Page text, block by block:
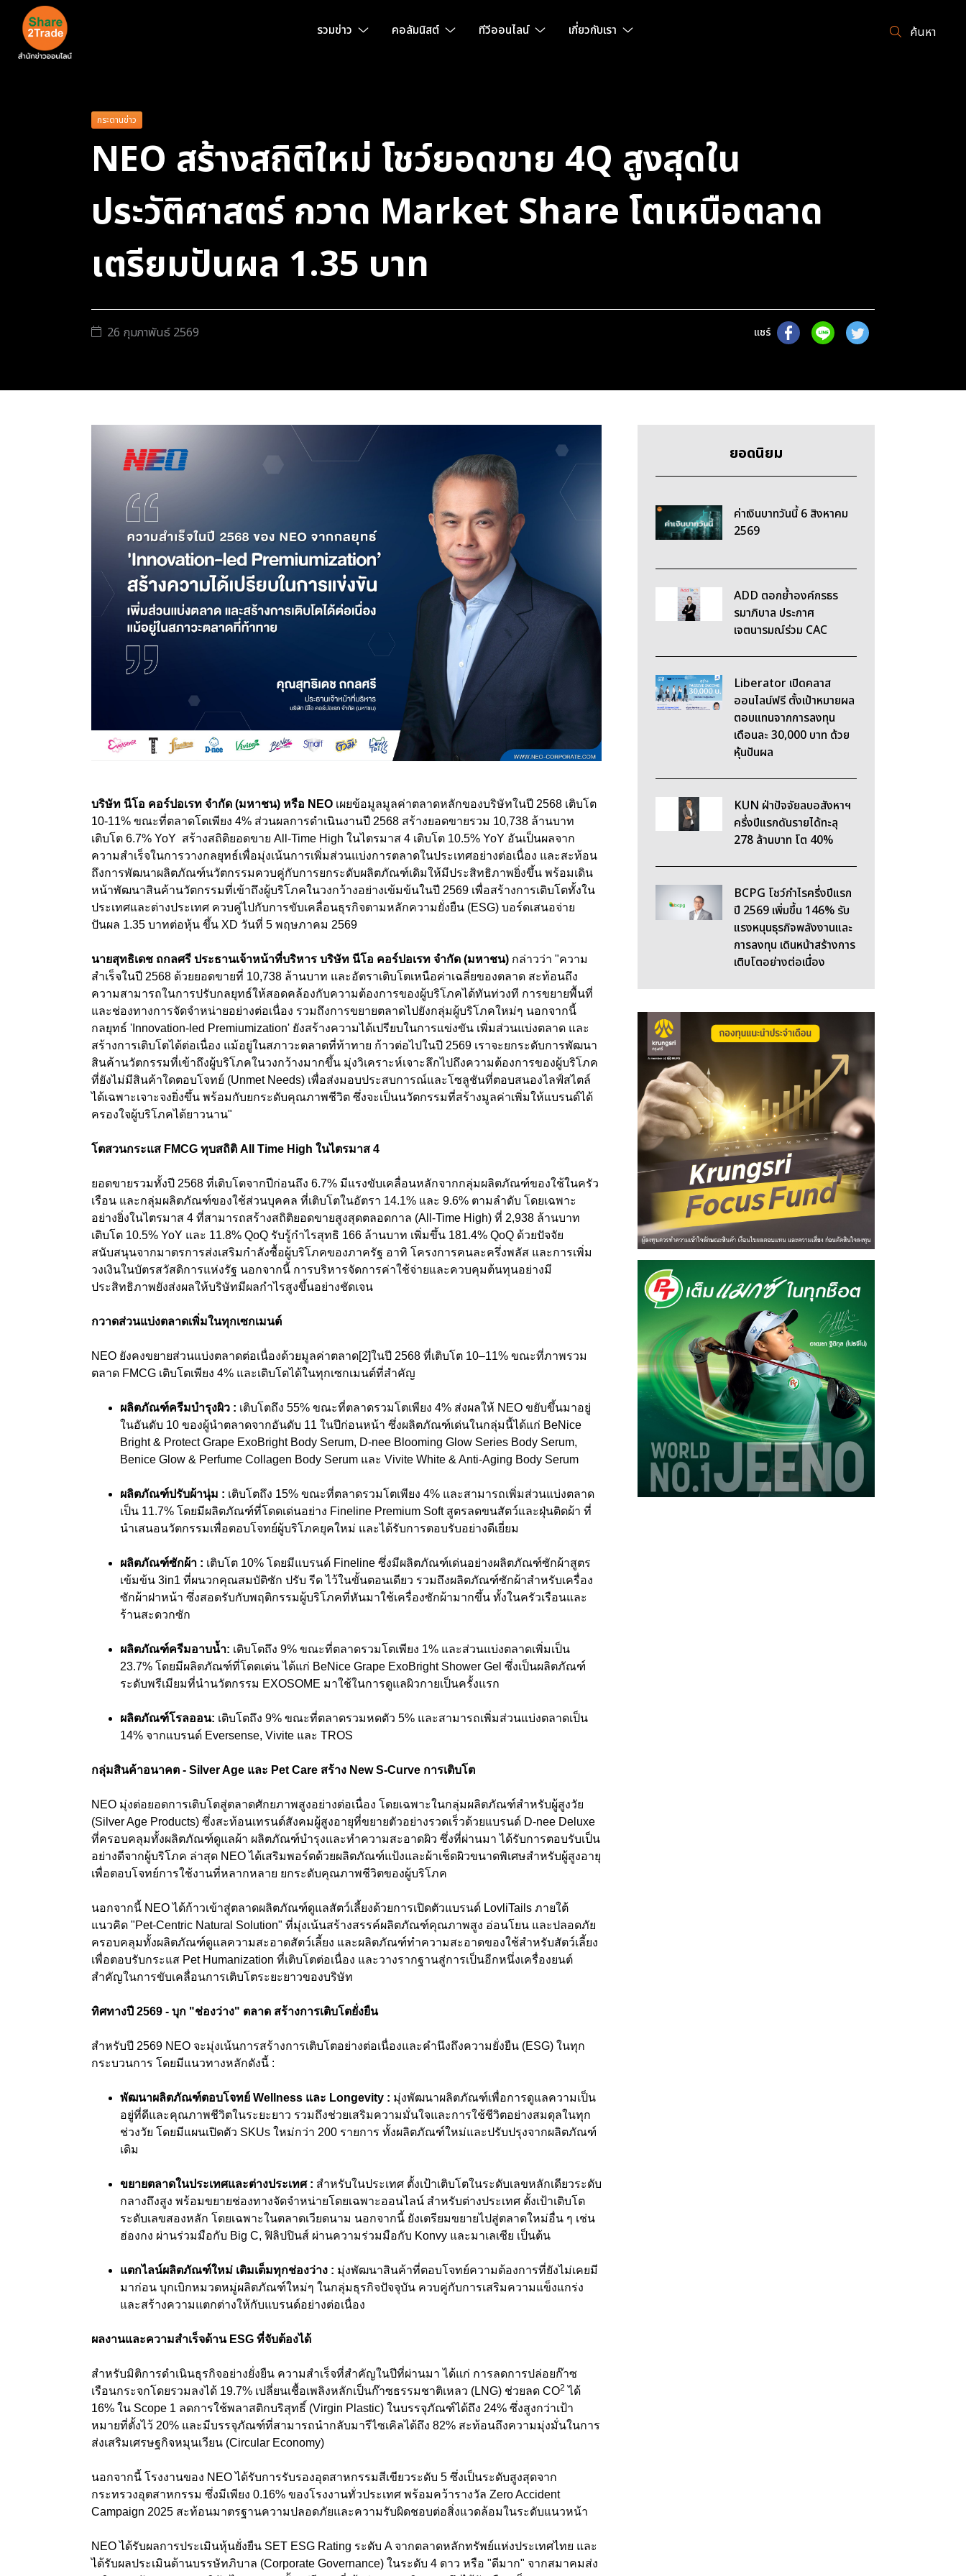
รวมข่าว คอลัมนิสต์ ทีวีออนไลน์ เกี่ยวกับเรา ค้นหา
กระดานข่าว
NEO สร้างสถิติใหม่ โชว์ยอดขาย 4Q สูงสุดใน
ประวัติศาสตร์ กวาด Market Share โตเหนือตลาด
เตรียมปันผล 1.35 บาท
26 กุมภาพันธ์ 2569 แชร์
บริษัท นีโอ คอร์ปอเรท จำกัด (มหาชน) หรือ NEO เผยข้อมูลมูลค่าตลาดหลักของบริษัทในปี 2568 เติบโต
10-11% ขณะที่ตลาดโตเพียง 4% ส่วนผลการดำเนินงานปี 2568 สร้างยอดขายรวม 10,738 ล้านบาท
เติบโต 6.7% YoY สร้างสถิติยอดขาย All -Time High ในไตรมาส 4 เติบโต 10.5% YoY อันเป็นผลจาก
ความสำเร็จในการวางกลยุทธ์เพื่อมุ่งเน้นการเพิ่มส่วนแบ่งการตลาดในประเทศอย่างต่อเนื่อง และสะท้อน
ถึงการพัฒนาผลิตภัณฑ์นวัตกรรมควบคู่กับการยกระดับผลิตภัณฑ์เดิมให้มีประสิทธิภาพยิ่งขึ้น พร้อมเดิน
หน้าพัฒนาสินค้านวัตกรรมที่เข้าถึงผู้บริโภคในวงกว้างอย่างเข้มข้นในปี 2569 เพื่อสร้างการเติบโตทั้งใน
ประเทศและต่างประเทศ ควบคู่ไปกับการขับเคลื่อนธุรกิจตามหลักความยั่งยืน (ESG) บอร์ดเสนอจ่าย
ปันผล 1.35 บาทต่อหุ้น ขึ้น XD วันที่ 5 พฤษภาคม 2569
นายสุทธิเดช ถกลศรี ประธานเจ้าหน้าที่บริหาร บริษัท นีโอ คอร์ปอเรท จำกัด (มหาชน) กล่าวว่า "ความ
สำเร็จในปี 2568 ด้วยยอดขายที่ 10,738 ล้านบาท และอัตราเติบโตเหนือค่าเฉลี่ยของตลาด สะท้อนถึง
ความสามารถในการปรับกลยุทธ์ให้สอดคล้องกับความต้องการของผู้บริโภคได้ทันท่วงที การขยายพื้นที่
และช่องทางการจัดจำหน่ายอย่างต่อเนื่อง รวมถึงการขยายตลาดไปยังกลุ่มผู้บริโภคใหม่ๆ นอกจากนี้
กลยุทธ์ 'Innovation-led Premiumization' ยังสร้างความได้เปรียบในการแข่งขัน เพิ่มส่วนแบ่งตลาด และ
สร้างการเติบโตได้ต่อเนื่อง แม้อยู่ในสภาวะตลาดที่ท้าทาย ก้าวต่อไปในปี 2569 เราจะยกระดับการพัฒนา
สินค้านวัตกรรมที่เข้าถึงผู้บริโภคในวงกว้างมากขึ้น มุ่งวิเคราะห์เจาะลึกไปถึงความต้องการของผู้บริโภค
ที่ยังไม่มีสินค้าใดตอบโจทย์ (Unmet Needs) เพื่อส่งมอบประสบการณ์และโซลูชันที่ตอบสนองไลฟ์สไตล์
ได้เฉพาะเจาะจงยิ่งขึ้น พร้อมกับยกระดับคุณภาพชีวิต ซึ่งจะเป็นนวัตกรรมที่สร้างมูลค่าเพิ่มให้แบรนด์ได้
ครองใจผู้บริโภคได้ยาวนาน"
โตสวนกระแส FMCG ทุบสถิติ All Time High ในไตรมาส 4
ยอดขายรวมทั้งปี 2568 ที่เติบโตจากปีก่อนถึง 6.7% มีแรงขับเคลื่อนหลักจากกลุ่มผลิตภัณฑ์ของใช้ในครัว
เรือน และกลุ่มผลิตภัณฑ์ของใช้ส่วนบุคคล ที่เติบโตในอัตรา 14.1% และ 9.6% ตามลำดับ โดยเฉพาะ
อย่างยิ่งในไตรมาส 4 ที่สามารถสร้างสถิติยอดขายสูงสุดตลอดกาล (All-Time High) ที่ 2,938 ล้านบาท
เติบโต 10.5% YoY และ 11.8% QoQ รับรู้กำไรสุทธิ 166 ล้านบาท เพิ่มขึ้น 181.4% QoQ ด้วยปัจจัย
สนับสนุนจากมาตรการส่งเสริมกำลังซื้อผู้บริโภคของภาครัฐ อาทิ โครงการคนละครึ่งพลัส และการเพิ่ม
วงเงินในบัตรสวัสดิการแห่งรัฐ นอกจากนี้ การบริหารจัดการค่าใช้จ่ายและควบคุมต้นทุนอย่างมี
ประสิทธิภาพยังส่งผลให้บริษัทมีผลกำไรสูงขึ้นอย่างชัดเจน
กวาดส่วนแบ่งตลาดเพิ่มในทุกเซกเมนต์
NEO ยังคงขยายส่วนแบ่งตลาดต่อเนื่องด้วยมูลค่าตลาด[2]ในปี 2568 ที่เติบโต 10–11% ขณะที่ภาพรวม
ตลาด FMCG เติบโตเพียง 4% และเติบโตได้ในทุกเซกเมนต์ที่สำคัญ
ผลิตภัณฑ์ครีมบำรุงผิว : เติบโตถึง 55% ขณะที่ตลาดรวมโตเพียง 4% ส่งผลให้ NEO ขยับขึ้นมาอยู่
ในอันดับ 10 ของผู้นำตลาดจากอันดับ 11 ในปีก่อนหน้า ซึ่งผลิตภัณฑ์เด่นในกลุ่มนี้ได้แก่ BeNice
Bright & Protect Grape ExoBright Body Serum, D-nee Blooming Glow Series Body Serum,
Benice Glow & Perfume Collagen Body Serum และ Vivite White & Anti-Aging Body Serum
ผลิตภัณฑ์ปรับผ้านุ่ม : เติบโตถึง 15% ขณะที่ตลาดรวมโตเพียง 4% และสามารถเพิ่มส่วนแบ่งตลาด
เป็น 11.7% โดยมีผลิตภัณฑ์ที่โดดเด่นอย่าง Fineline Premium Soft สูตรลดขนสัตว์และฝุ่นติดผ้า ที่
นำเสนอนวัตกรรมเพื่อตอบโจทย์ผู้บริโภคยุคใหม่ และได้รับการตอบรับอย่างดีเยี่ยม
ผลิตภัณฑ์ซักผ้า : เติบโต 10% โดยมีแบรนด์ Fineline ซึ่งมีผลิตภัณฑ์เด่นอย่างผลิตภัณฑ์ซักผ้าสูตร
เข้มข้น 3in1 ที่ผนวกคุณสมบัติซัก ปรับ รีด ไว้ในขั้นตอนเดียว รวมถึงผลิตภัณฑ์ซักผ้าสำหรับเครื่อง
ซักผ้าฝาหน้า ซึ่งสอดรับกับพฤติกรรมผู้บริโภคที่หันมาใช้เครื่องซักผ้ามากขึ้น ทั้งในครัวเรือนและ
ร้านสะดวกซัก
ผลิตภัณฑ์ครีมอาบน้ำ: เติบโตถึง 9% ขณะที่ตลาดรวมโตเพียง 1% และส่วนแบ่งตลาดเพิ่มเป็น
23.7% โดยมีผลิตภัณฑ์ที่โดดเด่น ได้แก่ BeNice Grape ExoBright Shower Gel ซึ่งเป็นผลิตภัณฑ์
ระดับพรีเมียมที่นำนวัตกรรม EXOSOME มาใช้ในการดูแลผิวกายเป็นครั้งแรก
ผลิตภัณฑ์โรลออน: เติบโตถึง 9% ขณะที่ตลาดรวมหดตัว 5% และสามารถเพิ่มส่วนแบ่งตลาดเป็น
14% จากแบรนด์ Eversense, Vivite และ TROS
กลุ่มสินค้าอนาคต - Silver Age และ Pet Care สร้าง New S-Curve การเติบโต
NEO มุ่งต่อยอดการเติบโตสู่ตลาดศักยภาพสูงอย่างต่อเนื่อง โดยเฉพาะในกลุ่มผลิตภัณฑ์สำหรับผู้สูงวัย
(Silver Age Products) ซึ่งสะท้อนเทรนด์สังคมผู้สูงอายุที่ขยายตัวอย่างรวดเร็วด้วยแบรนด์ D-nee Deluxe
ที่ครอบคลุมทั้งผลิตภัณฑ์ดูแลผ้า ผลิตภัณฑ์บำรุงและทำความสะอาดผิว ซึ่งที่ผ่านมา ได้รับการตอบรับเป็น
อย่างดีจากผู้บริโภค ล่าสุด NEOได้เสริมพอร์ตด้วยผลิตภัณฑ์แป้งและผ้าเช็ดผิวขนาดพิเศษสำหรับผู้สูงอายุ
เพื่อตอบโจทย์การใช้งานที่หลากหลาย ยกระดับคุณภาพชีวิตของผู้บริโภค
นอกจากนี้ NEO ได้ก้าวเข้าสู่ตลาดผลิตภัณฑ์ดูแลสัตว์เลี้ยงด้วยการเปิดตัวแบรนด์ LovliTails ภายใต้
แนวคิด "Pet-Centric Natural Solution" ที่มุ่งเน้นสร้างสรรค์ผลิตภัณฑ์คุณภาพสูง อ่อนโยน และปลอดภัย
ครอบคลุมทั้งผลิตภัณฑ์ดูแลความสะอาดสัตว์เลี้ยง และผลิตภัณฑ์ทำความสะอาดของใช้สำหรับสัตว์เลี้ยง
เพื่อตอบรับกระแส Pet Humanization ที่เติบโตต่อเนื่อง และวางรากฐานสู่การเป็นอีกหนึ่งเครื่องยนต์
สำคัญในการขับเคลื่อนการเติบโตระยะยาวของบริษัท
ทิศทางปี 2569 - บุก "ช่องว่าง" ตลาด สร้างการเติบโตยั่งยืน
สำหรับปี 2569 NEO จะมุ่งเน้นการสร้างการเติบโตอย่างต่อเนื่องและคำนึงถึงความยั่งยืน (ESG) ในทุก
กระบวนการ โดยมีแนวทางหลักดังนี้ :
พัฒนาผลิตภัณฑ์ตอบโจทย์ Wellness และ Longevity : มุ่งพัฒนาผลิตภัณฑ์เพื่อการดูแลความเป็น
อยู่ที่ดีและคุณภาพชีวิตในระยะยาว รวมถึงช่วยเสริมความมั่นใจและการใช้ชีวิตอย่างสมดุลในทุก
ช่วงวัย โดยมีแผนเปิดตัว SKUs ใหม่กว่า 200 รายการ ทั้งผลิตภัณฑ์ใหม่และปรับปรุงจากผลิตภัณฑ์
เดิม
ขยายตลาดในประเทศและต่างประเทศ : สำหรับในประเทศ ตั้งเป้าเติบโตในระดับเลขหลักเดียวระดับ
กลางถึงสูง พร้อมขยายช่องทางจัดจำหน่ายโดยเฉพาะออนไลน์ สำหรับต่างประเทศ ตั้งเป้าเติบโต
ระดับเลขสองหลัก โดยเฉพาะในตลาดเวียดนาม นอกจากนี้ ยังเตรียมขยายไปสู่ตลาดใหม่อื่น ๆ เช่น
ฮ่องกง ผ่านร่วมมือกับ Big C, ฟิลิปปินส์ ผ่านความร่วมมือกับ Konvy และมาเลเซีย เป็นต้น
แตกไลน์ผลิตภัณฑ์ใหม่ เติมเต็มทุกช่องว่าง : มุ่งพัฒนาสินค้าที่ตอบโจทย์ความต้องการที่ยังไม่เคยมี
มาก่อน บุกเบิกหมวดหมู่ผลิตภัณฑ์ใหม่ๆ ในกลุ่มธุรกิจปัจจุบัน ควบคู่กับการเสริมความแข็งแกร่ง
และสร้างความแตกต่างให้กับแบรนด์อย่างต่อเนื่อง
ผลงานและความสำเร็จด้าน ESG ที่จับต้องได้
สำหรับมิติการดำเนินธุรกิจอย่างยั่งยืน ความสำเร็จที่สำคัญในปีที่ผ่านมา ได้แก่ การลดการปล่อยก๊าซ
เรือนกระจกโดยรวมลงได้ 19.7% เปลี่ยนเชื้อเพลิงหลักเป็นก๊าซธรรมชาติเหลว (LNG) ช่วยลด CO2 ได้
16% ใน Scope 1 ลดการใช้พลาสติกบริสุทธิ์ (Virgin Plastic) ในบรรจุภัณฑ์ได้ถึง 24% ซึ่งสูงกว่าเป้า
หมายที่ตั้งไว้ 20% และมีบรรจุภัณฑ์ที่สามารถนำกลับมารีไซเคิลได้ถึง 82% สะท้อนถึงความมุ่งมั่นในการ
ส่งเสริมเศรษฐกิจหมุนเวียน (Circular Economy)
นอกจากนี้ โรงงานของ NEO ได้รับการรับรองอุตสาหกรรมสีเขียวระดับ 5 ซึ่งเป็นระดับสูงสุดจาก
กระทรวงอุตสาหกรรม ซึ่งมีเพียง 0.16% ของโรงงานทั่วประเทศ พร้อมคว้ารางวัล Zero Accident
Campaign 2025 สะท้อนมาตรฐานความปลอดภัยและความรับผิดชอบต่อสิ่งแวดล้อมในระดับแนวหน้า
NEOได้รับผลการประเมินหุ้นยั่งยืน SET ESG Rating ระดับ A จากตลาดหลักทรัพย์แห่งประเทศไทย และ
ได้รับผลประเมินด้านบรรษัทภิบาล (Corporate Governance) ในระดับ 4 ดาว หรือ "ดีมาก" จากสมาคมส่ง
ยอดนิยม
ค่าเงินบาทวันนี้ 6 สิงหาคม
2569
ADD ตอกย้ำองค์กรธร
รมาภิบาล ประกาศ
เจตนารมณ์ร่วม CAC
Liberator เปิดคลาส
ออนไลน์ฟรี ตั้งเป้าหมายผล
ตอบแทนจากการลงทุน
เดือนละ 30,000 บาท ด้วย
หุ้นปันผล
KUN ฝ่าปัจจัยลบอสังหาฯ
ครึ่งปีแรกดันรายได้ทะลุ
278 ล้านบาท โต 40%
BCPG โชว์กำไรครึ่งปีแรก
ปี 2569 เพิ่มขึ้น 146% รับ
แรงหนุนธุรกิจพลังงานและ
การลงทุน เดินหน้าสร้างการ
เติบโตอย่างต่อเนื่อง